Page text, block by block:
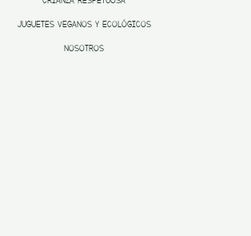
JUGUETES VEGANOS Y ECOLÓGICOS
NOSOTROS